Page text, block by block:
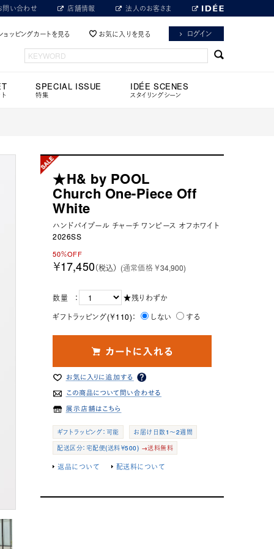
問い合わせ 店舗情報 法人のお客さま
ョッピングカートを見る お気に入りを見る ログイン
SPECIAL ISSUE
特集
IDÉE SCENES
スタイリングシーン
★H& by POOL
Church One-Piece Off
White
ハンドバイプール チャーチ ワンピース オフホワイト
2026SS
50％OFF
￥17,450（税込） (通常価格 ￥34,900)
数量 ：
★残りわずか
ギフトラッピング(￥110)：
しない する
ギフトラッピング：可能
お届け日数1～2週間
配送区分：宅配便(送料￥500) →送料無料
返品について 配送料について